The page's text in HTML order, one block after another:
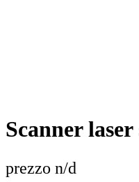
Scanner
prezzo n/d